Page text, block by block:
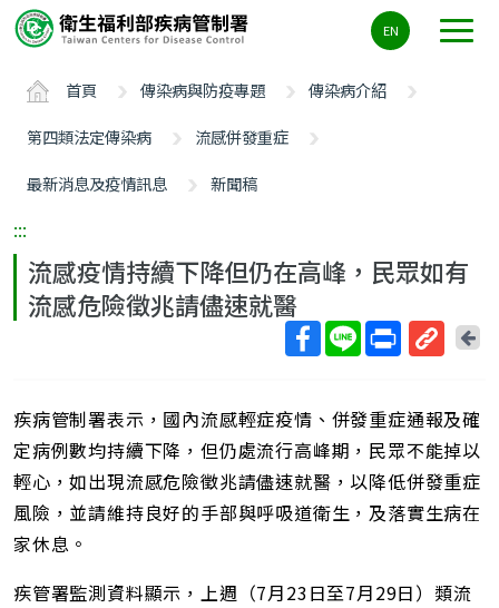
要
ALT+C
EN
首頁 傳染病與防疫專題
傳染病介紹
第四類法定傳染病
流感併發重症
最新消息及疫情訊息
新聞稿
:::
流感疫情持續下降但仍在高峰，民眾如有
流感危險徵兆請儘速就醫
短
網
址
回
疾病管制署表示，國內流感輕症疫情、併發重症通報及確
定病例數均持續下降，但仍處流行高峰期，民眾不能掉以
輕心，如出現流感危險徵兆請儘速就醫，以降低併發重症
風險，並請維持良好的手部與呼吸道衛生，及落實生病在
家休息。
疾管署監測資料顯示，上週（7月23日至7月29日）類流